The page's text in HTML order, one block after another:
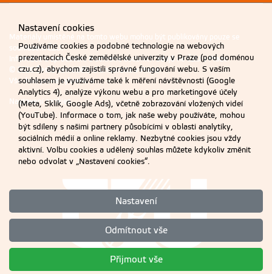
Materiály umístěné na tomto webu mohou být publikovány pouze se
souhlasem ČZU.
Informace o zpracování a ochraně osobních údajů na ČZU v Praze.
© 2026 Česká zemědělská univerzita v Praze
Všechna práva vyhrazena
Nastavení cookies
Nastavení cookies
Používáme cookies a podobné technologie na webových
prezentacích České zemědělské univerzity v Praze (pod doménou
czu.cz), abychom zajistili správné fungování webu. S vaším
souhlasem je využíváme také k měření návštěvnosti (Google
Analytics 4), analýze výkonu webu a pro marketingové účely
(Meta, Sklik, Google Ads), včetně zobrazování vložených videí
(YouTube). Informace o tom, jak naše weby používáte, mohou
být sdíleny s našimi partnery působícími v oblasti analytiky,
sociálních médií a online reklamy. Nezbytné cookies jsou vždy
aktivní. Volbu cookies a udělený souhlas můžete kdykoliv změnit
nebo odvolat v „Nastavení cookies“.
Nastavení
Odmítnout vše
Přijmout vše